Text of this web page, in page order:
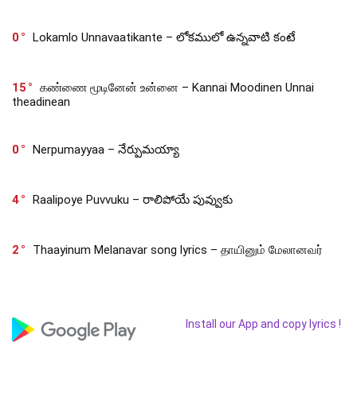
0 Lokamlo Unnavaatikante – లోకములో ఉన్నవాటి కంటే
15
கண்ணை மூடினேன் உன்னை – Kannai Moodinen Unnai
theadinean
0 Nerpumayyaa – నేర్పుమయ్యా
4 Raalipoye Puvvuku – రాలిపోయే పువ్వుకు
2 Thaayinum Melanavar song lyrics – தாயினும் மேலானவர்
Install our App and copy lyrics !